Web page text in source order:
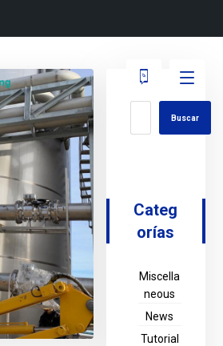
Buscar
Categ
orías
Miscella
neous
News
Tutorial